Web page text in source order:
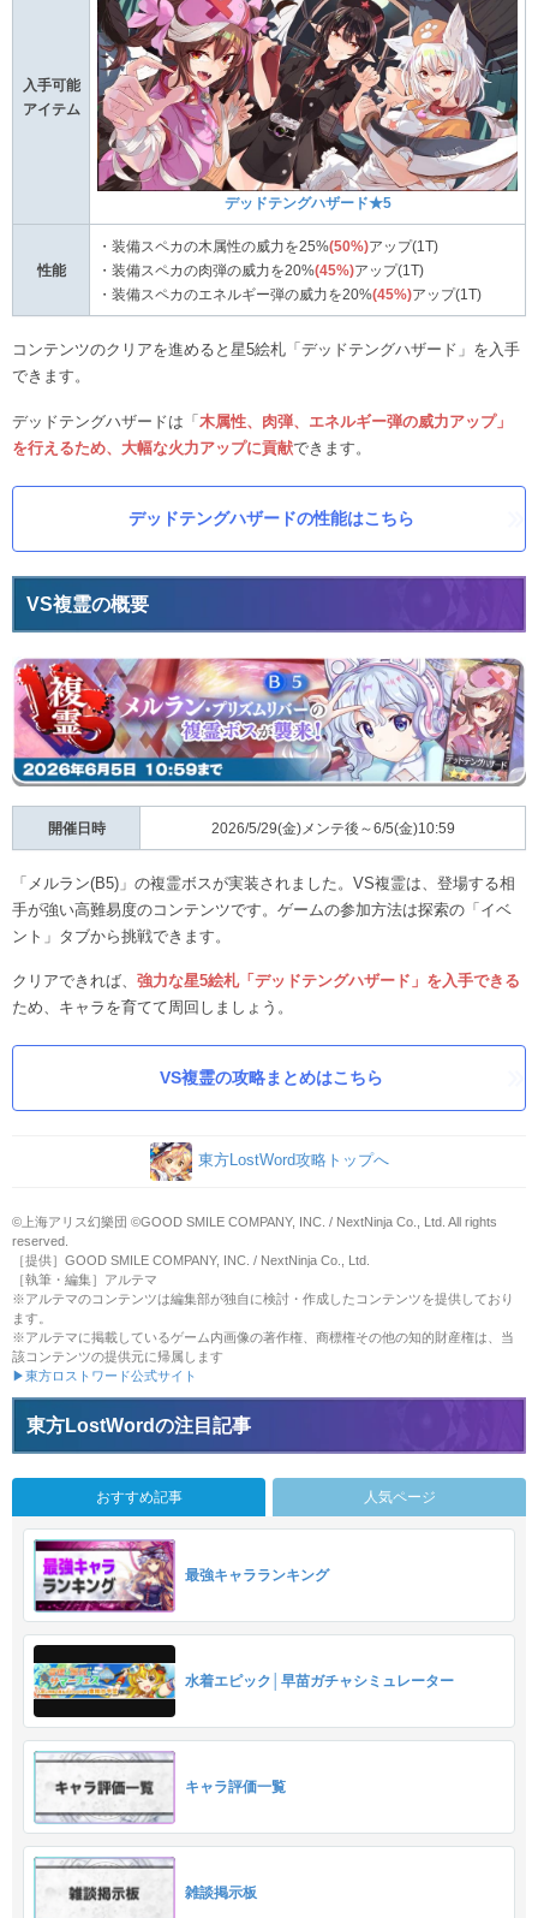
入手可能
アイテム
デッドテングハザード★5
性能
・装備スペカの木属性の威力を25%(50%)アップ(1T)
・装備スペカの肉弾の威力を20%(45%)アップ(1T)
・装備スペカのエネルギー弾の威力を20%(45%)アップ(1T)
コンテンツのクリアを進めると星5絵札「デッドテングハザード」を入手
できます。
デッドテングハザードは「木属性、肉弾、エネルギー弾の威力アップ」
を行えるため、大幅な火力アップに貢献できます。
デッドテングハザードの性能はこちら
VS複霊の概要
開催日時 2026/5/29(金)メンテ後～6/5(金)10:59
「メルラン(B5)」の複霊ボスが実装されました。VS複霊は、登場する相
手が強い高難易度のコンテンツです。ゲームの参加方法は探索の「イベ
ント」タブから挑戦できます。
クリアできれば、 強力な星5絵札「デッドテングハザード」を入手できる
ため、キャラを育てて周回しましょう。
VS複霊の攻略まとめはこちら
東方LostWord攻略トップへ
©上海アリス幻樂団 ©GOOD SMILE COMPANY, INC. / NextNinja Co., Ltd. All rights
reserved.
［提供］GOOD SMILE COMPANY, INC. / NextNinja Co., Ltd.
［執筆・編集］アルテマ
※アルテマのコンテンツは編集部が独自に検討・作成したコンテンツを提供しており
ます。
※アルテマに掲載しているゲーム内画像の著作権、商標権その他の知的財産権は、当
該コンテンツの提供元に帰属します
▶東方ロストワード公式サイト
東方LostWordの注目記事
おすすめ記事 人気ページ
最強キャラランキング
水着エピック│早苗ガチャシミュレーター
キャラ評価一覧
雑談掲示板